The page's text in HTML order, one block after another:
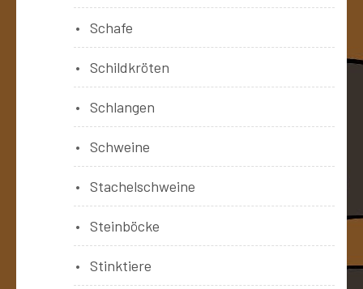
Schafe
Schildkröten
Schlangen
Schweine
Stachelschweine
Steinböcke
Stinktiere